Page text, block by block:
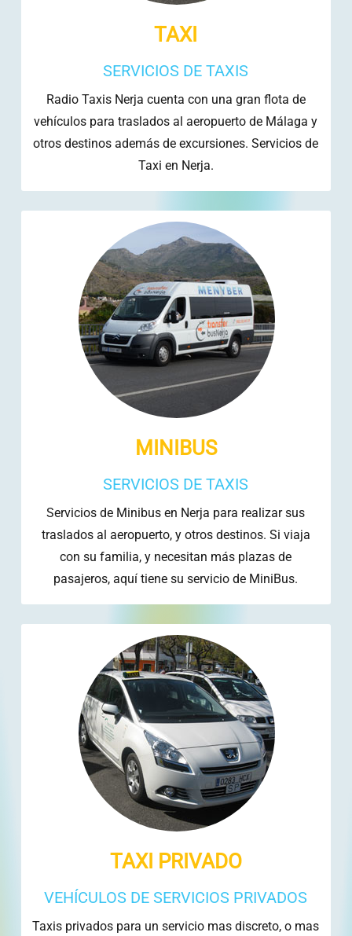
TAXI
SERVICIOS DE TAXIS
Radio Taxis Nerja cuenta con una gran flota de
vehículos para traslados al aeropuerto de Málaga y
otros destinos además de excursiones. Servicios de
Taxi en Nerja.
MINIBUS
SERVICIOS DE TAXIS
Servicios de Minibus en Nerja para realizar sus
traslados al aeropuerto, y otros destinos. Si viaja
con su familia, y necesitan más plazas de
pasajeros, aquí tiene su servicio de MiniBus.
TAXI PRIVADO
VEHÍCULOS DE SERVICIOS PRIVADOS
Taxis privados para un servicio mas discreto, o mas